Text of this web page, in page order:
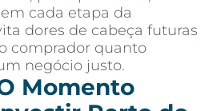
cada etapa da
dores de cabeça futuras
comprador quanto
negócio justo.
Momento